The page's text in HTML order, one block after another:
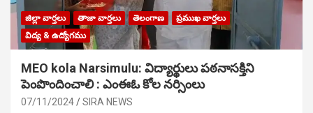
జిల్లా వార్తలు తాజా వార్తలు తెలంగాణ
ప్రముఖ వార్తలు
విద్య & ఉద్యోగము
MEO kola Narsimulu: విద్యార్థులు పఠ‌నాసక్తిని
పెంపొందించాలి : ఎంఈఓ కోల నర్సింలు
07/11/2024 SIRA NEWS